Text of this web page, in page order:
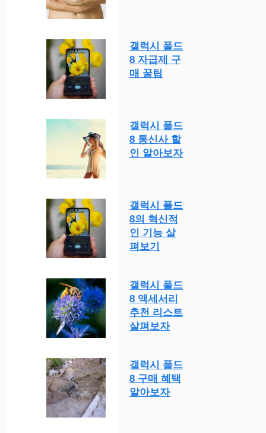
갤럭시 폴드
8 자급제 구
매 꿀팁
갤럭시 폴드
8 통신사 할
인 알아보자
갤럭시 폴드
8의 혁신적
인 기능 살
펴보기
갤럭시 폴드
8 액세서리
추천 리스트
살펴보자
갤럭시 폴드
8 구매 혜택
알아보자